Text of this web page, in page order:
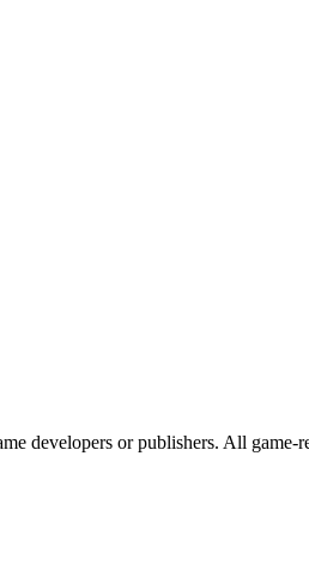
developers or publishers. All game-